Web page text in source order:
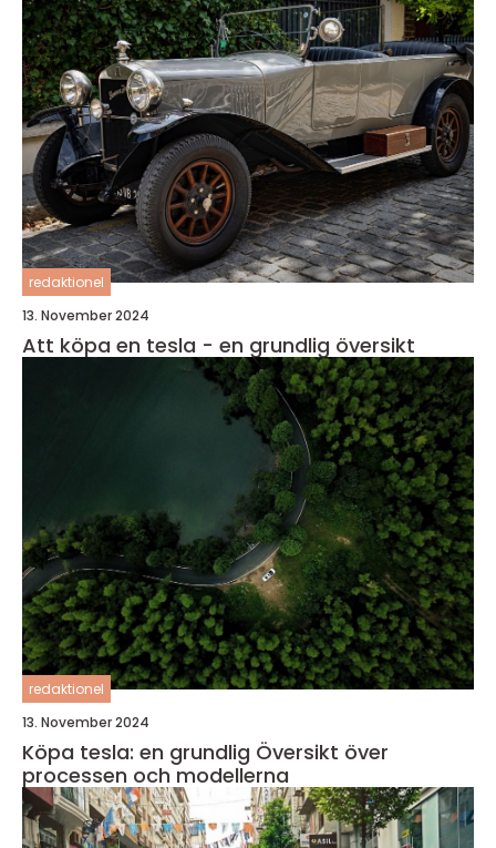
redaktionel
13. November 2024
Att köpa en tesla - en grundlig översikt
redaktionel
13. November 2024
Köpa tesla: en grundlig Översikt över
processen och modellerna